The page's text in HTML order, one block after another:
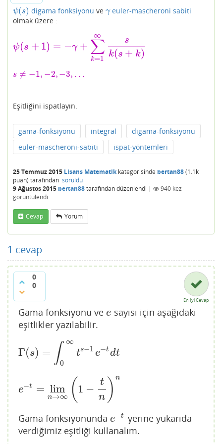
ψ(s)
ψ(s) digama fonksiyonu veγ
γeuler-mascheroni sabiti
olmak üzere :
ψ(s + 1) = −γ + ∑
k=1
∞
s
k(s + k)
ψ (s +1) =−γ+∑k= ∞s s+k)
s ≠ −1, −2,−3, . . .
s≠−1 ,−2,− 3,...
Eşitliğini ispatlayın.
gama-fonksiyonu integral
digama-fonksiyonu
euler-mascheroni-sabiti
ispat-yöntemleri
25 Temmuz 2015 Lisans Matematikkategorisinde bertan88(1.1k
puan) tarafından soruldu
9 Ağustos 2015 bertan88tarafındandüzenlendi | 940 kez
görüntülendi
Cevap Yorum
1 cevap
0
0
En İyi Cevap
Gama fonksiyonu ve e
e sayısı için aşağıdaki
eşitlikler yazılabilir.
Γ(s) = ∫ ∞
0
ts−1 e−t dt
Γ( s)= 0∞ −1e− tdt
e−t = lim
n→∞ ( 1 −
t
n ) n
e −t= limn → ∞( 1− n)n
Gama fonksiyonunda e−t
e−t yerine yukarıda
verdiğimiz eşitliği kullanalım.